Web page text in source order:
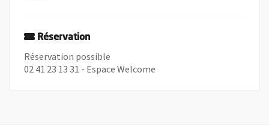
Réservation
Réservation possible
02 41 23 13 31 - Espace Welcome